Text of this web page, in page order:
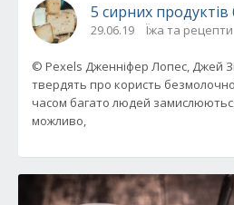
5 сирних
29.06.19 Їжа та рецепти
© Pexels Дженніфер Лопес, Джей
твердять про користь
часом багато людей
можливо,